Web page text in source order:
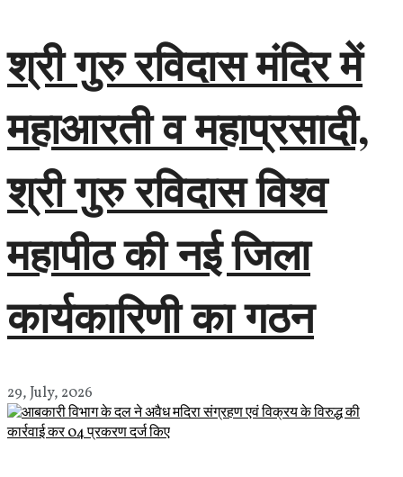
श्री गुरु रविदास मंदिर में
महाआरती व महाप्रसादी,
श्री गुरु रविदास विश्व
महापीठ की नई जिला
कार्यकारिणी का गठन
29, July, 2026